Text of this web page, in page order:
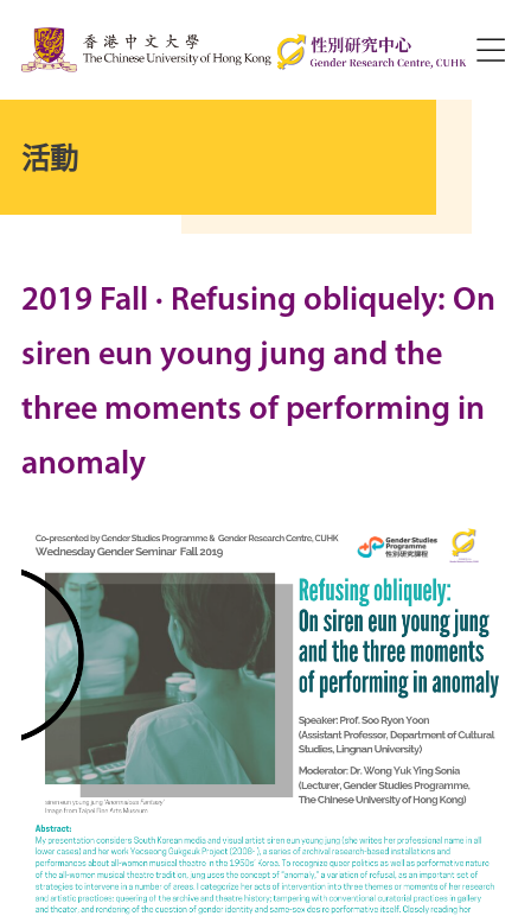
活動
2019 Fall · Refusing obliquely: On
siren eun young jung and the
three moments of performing in
anomaly